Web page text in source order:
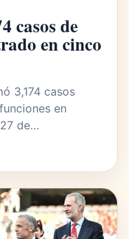
casos de
en cinco
3,174 casos
en
de…